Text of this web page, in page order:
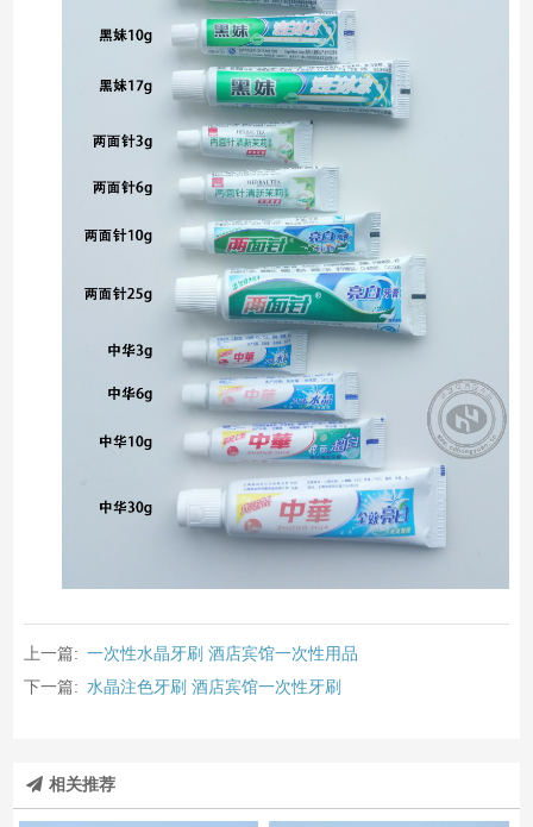
上一篇: 一次性水晶牙刷 酒店宾馆一次性用品
下一篇: 水晶注色牙刷 酒店宾馆一次性牙刷
相关推荐